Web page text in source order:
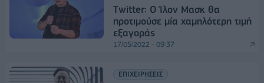
Twitter: Ο Ίλον Μασκ θα
προτιμούσε μία χαμηλότερη τιμή
εξαγοράς
17/05/2022 - 09:37
ΕΠΙΧΕΙΡΗΣΕΙΣ